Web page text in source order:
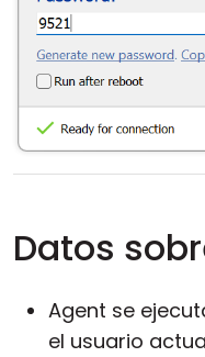
Datos
Agent se
el usuario